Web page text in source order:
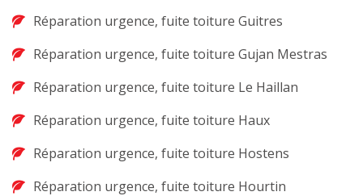
Réparation urgence, fuite toiture Guitres
Réparation urgence, fuite toiture Gujan Mestras
Réparation urgence, fuite toiture Le Haillan
Réparation urgence, fuite toiture Haux
Réparation urgence, fuite toiture Hostens
Réparation urgence, fuite toiture Hourtin